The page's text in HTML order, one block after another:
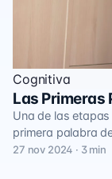
Cognitiva
Las Primeras
Una de las
primera palabra
27 nov 2024 · 3 min